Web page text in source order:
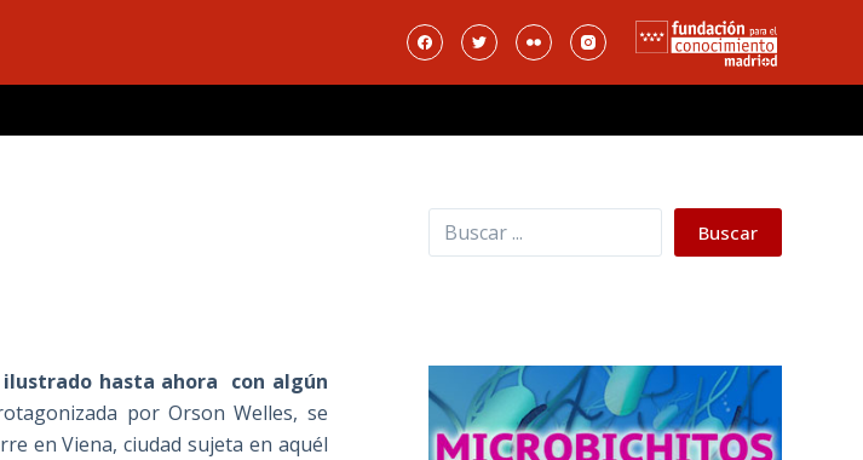
hasta ahora con algún
por Orson Welles, se
en Viena, ciudad sujeta en aquél
Buscar Buscar